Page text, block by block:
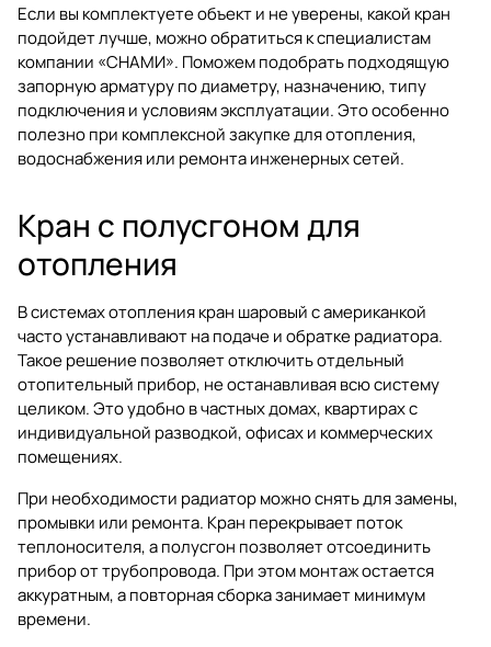
Если вы комплектуете объект и не уверены, какой кран
подойдет лучше, можно обратиться к специалистам
компании «СНАМИ». Поможем подобрать подходящую
запорную арматуру по диаметру, назначению, типу
подключения и условиям эксплуатации. Это особенно
полезно при комплексной закупке для отопления,
водоснабжения или ремонта инженерных сетей.
Кран с полусгоном для
отопления
В системах отопления кран шаровый с американкой
часто устанавливают на подаче и обратке радиатора.
Такое решение позволяет отключить отдельный
отопительный прибор, не останавливая всю систему
целиком. Это удобно в частных домах, квартирах с
индивидуальной разводкой, офисах и коммерческих
помещениях.
При необходимости радиатор можно снять для замены,
промывки или ремонта. Кран перекрывает поток
теплоносителя, а полусгон позволяет отсоединить
прибор от трубопровода. При этом монтаж остается
аккуратным, а повторная сборка занимает минимум
времени.